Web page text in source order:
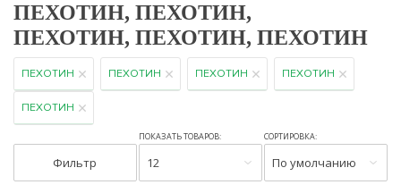
ПЕХОТИН, ПЕХОТИН,
ПЕХОТИН, ПЕХОТИН, ПЕХОТИН
ПЕХОТИН ПЕХОТИН ПЕХОТИН ПЕХОТИН
ПЕХОТИН
Фильтр
ПОКАЗАТЬ ТОВАРОВ:
12
СОРТИРОВКА:
По умолчанию